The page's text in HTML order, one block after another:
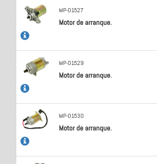
MP-01527
Motor de arranque.
MP-01529
Motor de arranque.
MP-01530
Motor de arranque.